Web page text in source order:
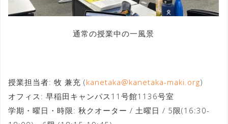
通常の授業中の一風景
授業担当者: 牧 兼充 (kanetaka@kanetaka-maki.org)
オフィス: 早稲田キャンパス11号館1136号室
学期・曜日・時限: 秋クオーター / 土曜日 / 5限(16:30-